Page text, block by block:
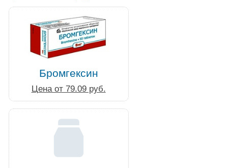
Бромгексин
Цена от 79.09 руб.